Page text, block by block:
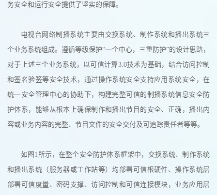
务安全和运行安全提供了坚实的保障。
电视台网络制播系统主要由交换系统、制作系统和播出系统三
个业务系统组成。遵循等级保护“一个中心，三重防护”的设计思路，
对于上述三个业务系统，以可信计算3.0技术为基础，结合访问控制
和签名验签等安全技术，通过操作系统安全支持应用系统安全，在
统一安全管理中心的协助下，构建完整可信的制播系统信息安全防
护体系，能够从根本上确保制作和播出节目的安全、正确，播出内
容或业务内容的完整、节目文件的安全交付及可追踪责任者等等。
如图1所示，在整个安全防护体系框架中，交换系统、制作系统
和播出系统（服务器或工作站等）均部署可信根硬件、操作系统层
部署可信度量、密码支撑、访问控制和可信连接模块，业务应用层